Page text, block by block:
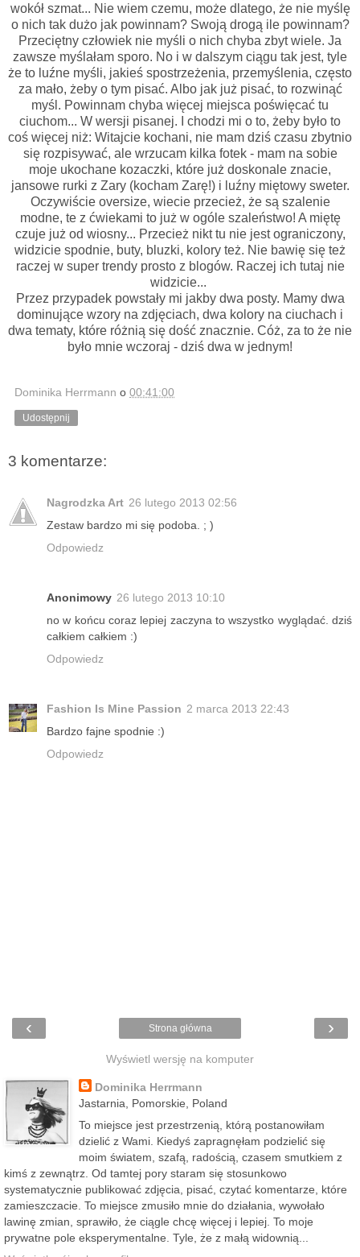
wokół szmat... Nie wiem czemu, może dlatego, że nie myślę
o nich tak dużo jak powinnam? Swoją drogą ile powinnam?
Przeciętny człowiek nie myśli o nich chyba zbyt wiele. Ja
zawsze myślałam sporo. No i w dalszym ciągu tak jest, tyle
że to luźne myśli, jakieś spostrzeżenia, przemyślenia, często
za mało, żeby o tym pisać. Albo jak już pisać, to rozwinąć
myśl. Powinnam chyba więcej miejsca poświęcać tu
ciuchom... W wersji pisanej. I chodzi mi o to, żeby było to
coś więcej niż: Witajcie kochani, nie mam dziś czasu zbytnio
się rozpisywać, ale wrzucam kilka fotek - mam na sobie
moje ukochane kozaczki, które już doskonale znacie,
jansowe rurki z Zary (kocham Zarę!) i luźny miętowy sweter.
Oczywiście oversize, wiecie przecież, że są szalenie
modne, te z ćwiekami to już w ogóle szaleństwo! A miętę
czuje już od wiosny... Przecież nikt tu nie jest ograniczony,
widzicie spodnie, buty, bluzki, kolory też. Nie bawię się też
raczej w super trendy prosto z blogów. Raczej ich tutaj nie
widzicie...
Przez przypadek powstały mi jakby dwa posty. Mamy dwa
dominujące wzory na zdjęciach, dwa kolory na ciuchach i
dwa tematy, które różnią się dość znacznie. Cóż, za to że nie
było mnie wczoraj - dziś dwa w jednym!
Dominika Herrmann o 00:41:00
Udostępnij
3 komentarze:
Nagrodzka Art 26 lutego 2013 02:56
Zestaw bardzo mi się podoba. ; )
Odpowiedz
Anonimowy 26 lutego 2013 10:10
no w końcu coraz lepiej zaczyna to wszystko wyglądać. dziś
całkiem całkiem :)
Odpowiedz
Fashion Is Mine Passion 2 marca 2013 22:43
Bardzo fajne spodnie :)
Odpowiedz
‹ ›
Strona główna
Wyświetl wersję na komputer
Dominika Herrmann
Jastarnia, Pomorskie, Poland
To miejsce jest przestrzenią, którą postanowiłam
dzielić z Wami. Kiedyś zapragnęłam podzielić się
moim światem, szafą, radością, czasem smutkiem z
kimś z zewnątrz. Od tamtej pory staram się stosunkowo
systematycznie publikować zdjęcia, pisać, czytać komentarze, które
zamieszczacie. To miejsce zmusiło mnie do działania, wywołało
lawinę zmian, sprawiło, że ciągle chcę więcej i lepiej. To moje
prywatne pole eksperymentalne. Tyle, że z małą widownią...